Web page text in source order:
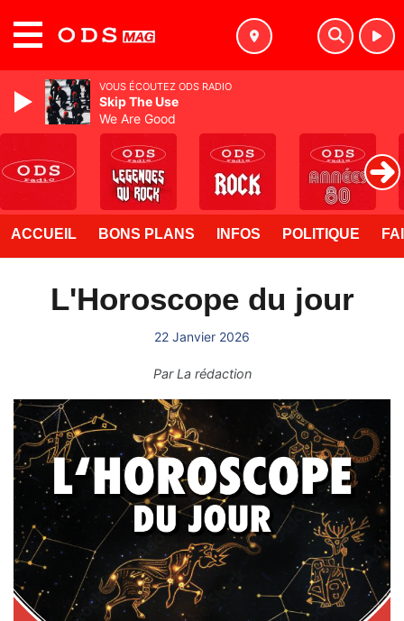
ACCUEIL BONS PLANS INFOS POLITIQUE
L'Horoscope du jour
22 Janvier 2026
ParLa rédaction
VOUS ÉCOUTEZ ODS RADIO
Skip The Use
We Are Good